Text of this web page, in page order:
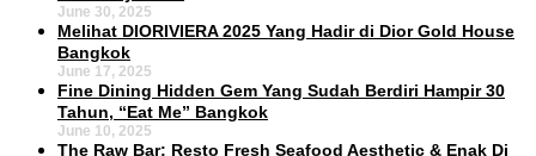
June 30, 2025
Melihat DIORIVIERA 2025 Yang Hadir di Dior Gold House
Bangkok
June 17, 2025
Fine Dining Hidden Gem Yang Sudah Berdiri Hampir 30
Tahun, “Eat Me” Bangkok
June 10, 2025
The Raw Bar: Resto Fresh Seafood Aesthetic & Enak Di